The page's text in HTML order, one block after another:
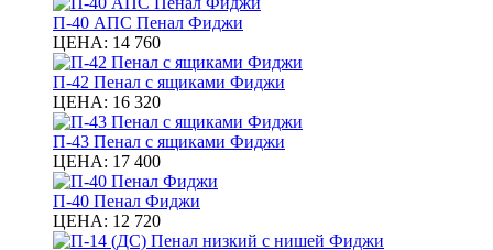
П-40 АПС Пенал Фиджи
ЦЕНА: 14 760
П-42 Пенал с ящиками Фиджи
ЦЕНА: 16 320
П-43 Пенал с ящиками Фиджи
ЦЕНА: 17 400
П-40 Пенал Фиджи
ЦЕНА: 12 720